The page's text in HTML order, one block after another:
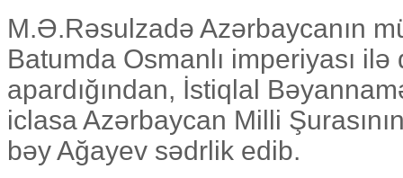
M.Ə.Rəsulzadə Azərbaycanın
Batumda Osmanlı imperiyası ilə
apardığından, İstiqlal
iclasa Azərbaycan Milli
bəy Ağayev sədrlik edib.